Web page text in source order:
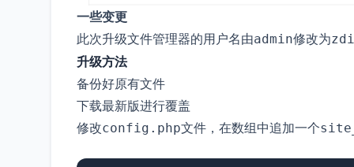
一些变更
此次升级文件管理器的用户名由admin修改为
升级方法
备份好原有文件
下载最新版进行覆盖
修改config.php文件，在数组中追加一个